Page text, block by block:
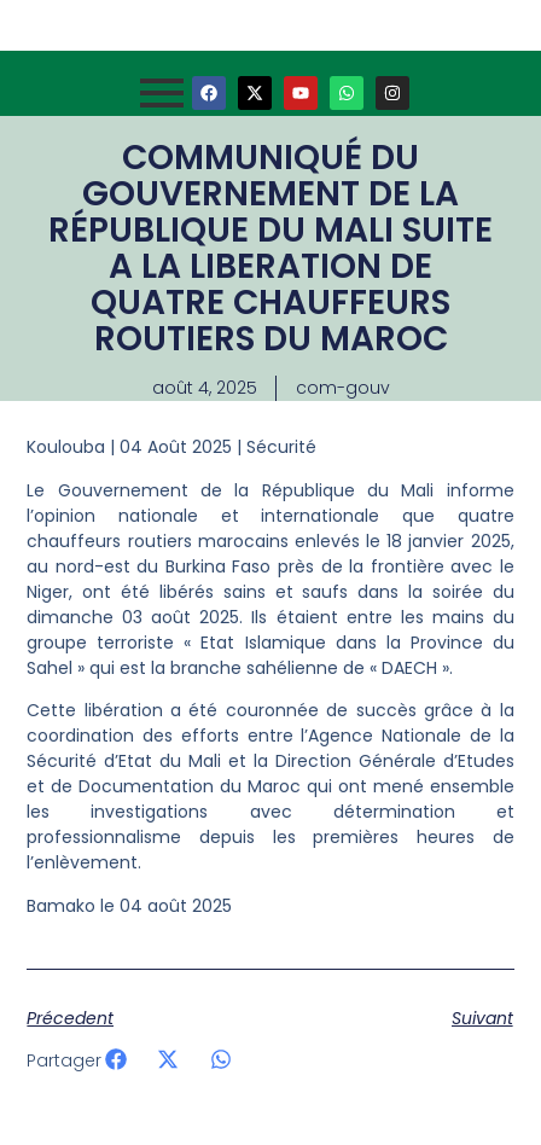
COMMUNIQUÉ DU
GOUVERNEMENT DE LA
RÉPUBLIQUE DU MALI SUITE
A LA LIBERATION DE
QUATRE CHAUFFEURS
ROUTIERS DU MAROC
août 4, 2025 com-gouv
Koulouba | 04 Août 2025 | Sécurité
Le Gouvernement de la République du Mali informe
l’opinion nationale et internationale que quatre
chauffeurs routiers marocains enlevés le 18 janvier 2025,
au nord-est du Burkina Faso près de la frontière avec le
Niger, ont été libérés sains et saufs dans la soirée du
dimanche 03 août 2025. Ils étaient entre les mains du
groupe terroriste « Etat Islamique dans la Province du
Sahel » qui est la branche sahélienne de « DAECH ».
Cette libération a été couronnée de succès grâce à la
coordination des efforts entre l’Agence Nationale de la
Sécurité d’Etat du Mali et la Direction Générale d’Etudes
et de Documentation du Maroc qui ont mené ensemble
les investigations avec détermination et
professionnalisme depuis les premières heures de
l’enlèvement.
Bamako le 04 août 2025
Précedent
Suivant
Partager